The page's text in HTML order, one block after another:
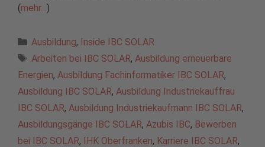
(mehr…)
Kategorien
Ausbildung, Inside IBC SOLAR
Schlagwörter
Arbeiten bei IBC SOLAR, Ausbildung erneuerbare
Energien, Ausbildung Fachinformatiker IBC SOLAR,
Ausbildung IBC SOLAR, Ausbildung Industriekauffrau
IBC SOLAR, Ausbildung Industriekaufmann IBC SOLAR,
Ausbildungsgänge IBC SOLAR, Azubis IBC, Bewerben
bei IBC SOLAR, IHK Oberfranken, Karriere IBC SOLAR,